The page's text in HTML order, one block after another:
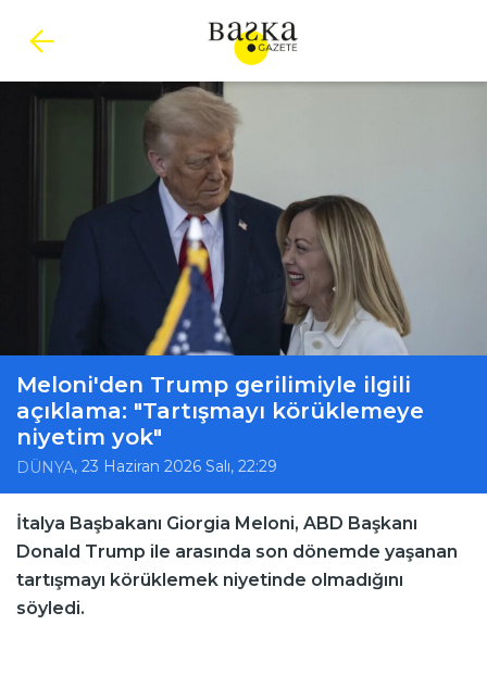
Meloni'den Trump gerilimiyle ilgili
açıklama: "Tartışmayı körüklemeye
niyetim yok"
DÜNYA, 23 Haziran 2026 Salı, 22:29
İtalya Başbakanı Giorgia Meloni, ABD Başkanı
Donald Trump ile arasında son dönemde yaşanan
tartışmayı körüklemek niyetinde olmadığını
söyledi.